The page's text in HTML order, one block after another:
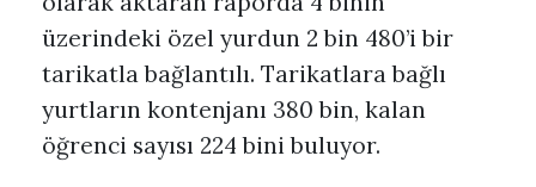
üzerindeki özel yurdun 2 bin 480’i bir
tarikatla bağlantılı. Tarikatlara bağlı
yurtların kontenjanı 380 bin, kalan
öğrenci sayısı 224 bini buluyor.